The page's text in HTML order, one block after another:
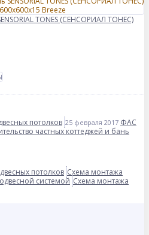
TONES (СЕНСОРИАЛ ТОНЕС)
потолков 25 февраля 2017 ФАС
частных коттеджей и бань
потолков Схема монтажа
системой Схема монтажа